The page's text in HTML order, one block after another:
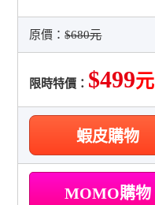
原價：$680元
限時特價： $499元
蝦皮購物
MOMO購物